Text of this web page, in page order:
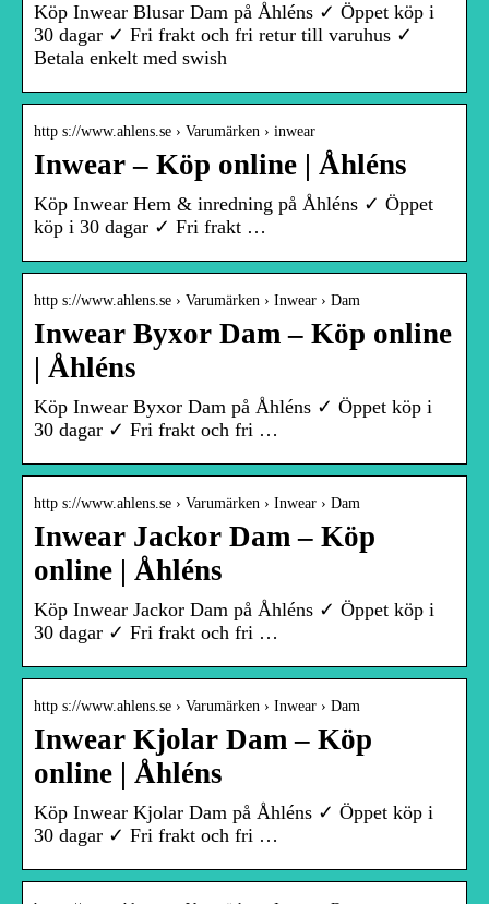
Köp Inwear Blusar Dam på Åhléns ✓ Öppet köp i
30 dagar ✓ Fri frakt och fri retur till varuhus ✓
Betala enkelt med swish
http s://www.ahlens.se › Varumärken › inwear
Inwear – Köp online | Åhléns
Köp Inwear Hem & inredning på Åhléns ✓ Öppet
köp i 30 dagar ✓ Fri frakt …
http s://www.ahlens.se › Varumärken › Inwear › Dam
Inwear Byxor Dam – Köp online
| Åhléns
Köp Inwear Byxor Dam på Åhléns ✓ Öppet köp i
30 dagar ✓ Fri frakt och fri …
http s://www.ahlens.se › Varumärken › Inwear › Dam
Inwear Jackor Dam – Köp
online | Åhléns
Köp Inwear Jackor Dam på Åhléns ✓ Öppet köp i
30 dagar ✓ Fri frakt och fri …
http s://www.ahlens.se › Varumärken › Inwear › Dam
Inwear Kjolar Dam – Köp
online | Åhléns
Köp Inwear Kjolar Dam på Åhléns ✓ Öppet köp i
30 dagar ✓ Fri frakt och fri …